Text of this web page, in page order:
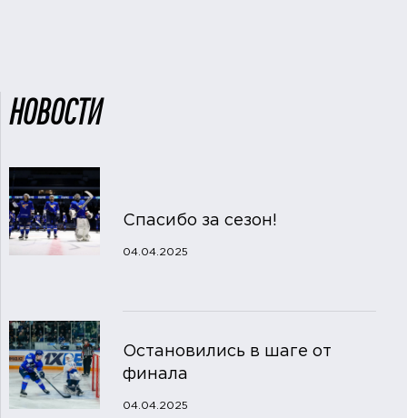
НОВОСТИ
Спасибо за сезон!
04.04.2025
Остановились в шаге от
финала
04.04.2025